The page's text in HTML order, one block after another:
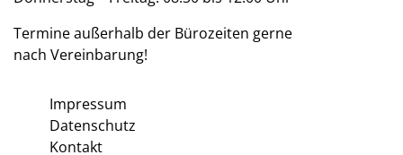
Termine außerhalb der Bürozeiten gerne
nach Vereinbarung!
Impressum
Datenschutz
Kontakt